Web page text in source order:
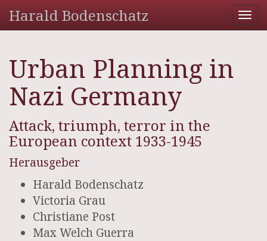
Harald Bodenschatz
Urban Planning in
Nazi Germany
Attack, triumph, terror in the
European context 1933-1945
Herausgeber
Harald Bodenschatz
Victoria Grau
Christiane Post
Max Welch Guerra